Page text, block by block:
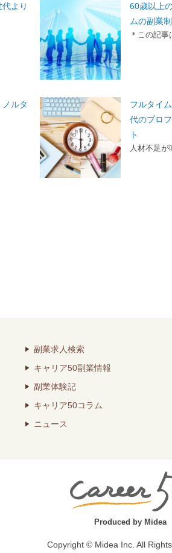
より
60歳以上
ムの副業
＊この記事
ノルタ
フルタイ
代のプロ
ト
人材不足
副業求人検索
キャリア50副業情報
副業体験記
キャリア50コラム
ニュース
Produced by Midea
Copyright © Midea Inc. All